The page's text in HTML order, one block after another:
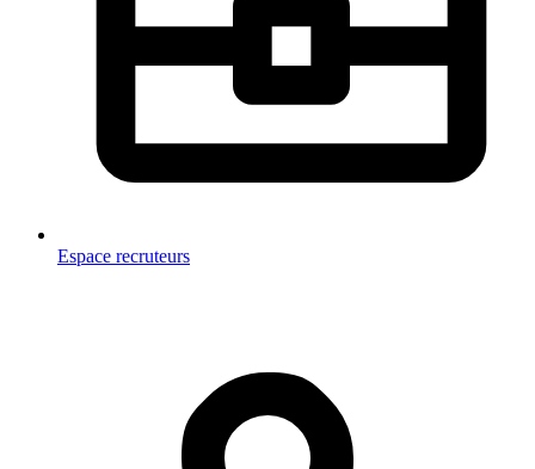
Espace recruteurs